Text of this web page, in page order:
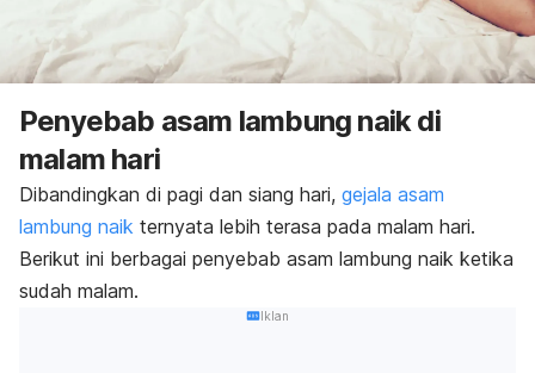
Penyebab asam lambung naik di
malam hari
Dibandingkan di pagi dan siang hari, gejala asam
lambung naik ternyata lebih terasa pada malam hari.
Berikut ini berbagai penyebab asam lambung naik ketika
sudah malam.
Iklan